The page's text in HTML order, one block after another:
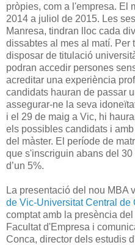
pròpies, com a l'empresa. El
2014 a juliol de 2015. Les
Manresa, tindran lloc cada
dissabtes al mes al matí. Per
disposar de titulació
podran accedir persones
acreditar una experiència
candidats hauran de passar
assegurar-ne la seva
i el 29 de maig a Vic, hi
els possibles candidats i
del màster. El període de
que s'inscriguin abans del
d’un 5%.
La presentació del nou MBA
de Vic-Universitat Central
comptat amb la presència
Facultat d'Empresa i
Conca, director dels estudis